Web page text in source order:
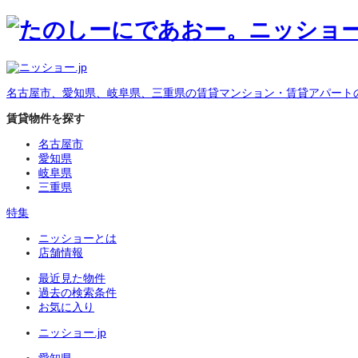
名古屋市、愛知県、岐阜県、三重県の賃貸マンション・賃貸アパート
賃貸物件を探す
名古屋市
愛知県
岐阜県
三重県
特集
ニッショーとは
店舗情報
最近見た物件
過去の検索条件
お気に入り
ニッショー.jp